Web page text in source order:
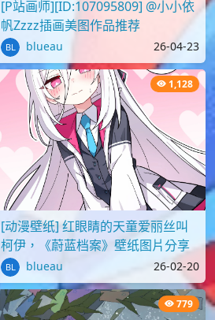
[P站画师][ID:107095809] @小小依
帆Zzzz插画美图作品推荐
blueau 26-04-23
1,128
[动漫壁纸] 红眼睛的天童爱丽丝叫
柯伊，《蔚蓝档案》壁纸图片分享
blueau 26-02-20
779